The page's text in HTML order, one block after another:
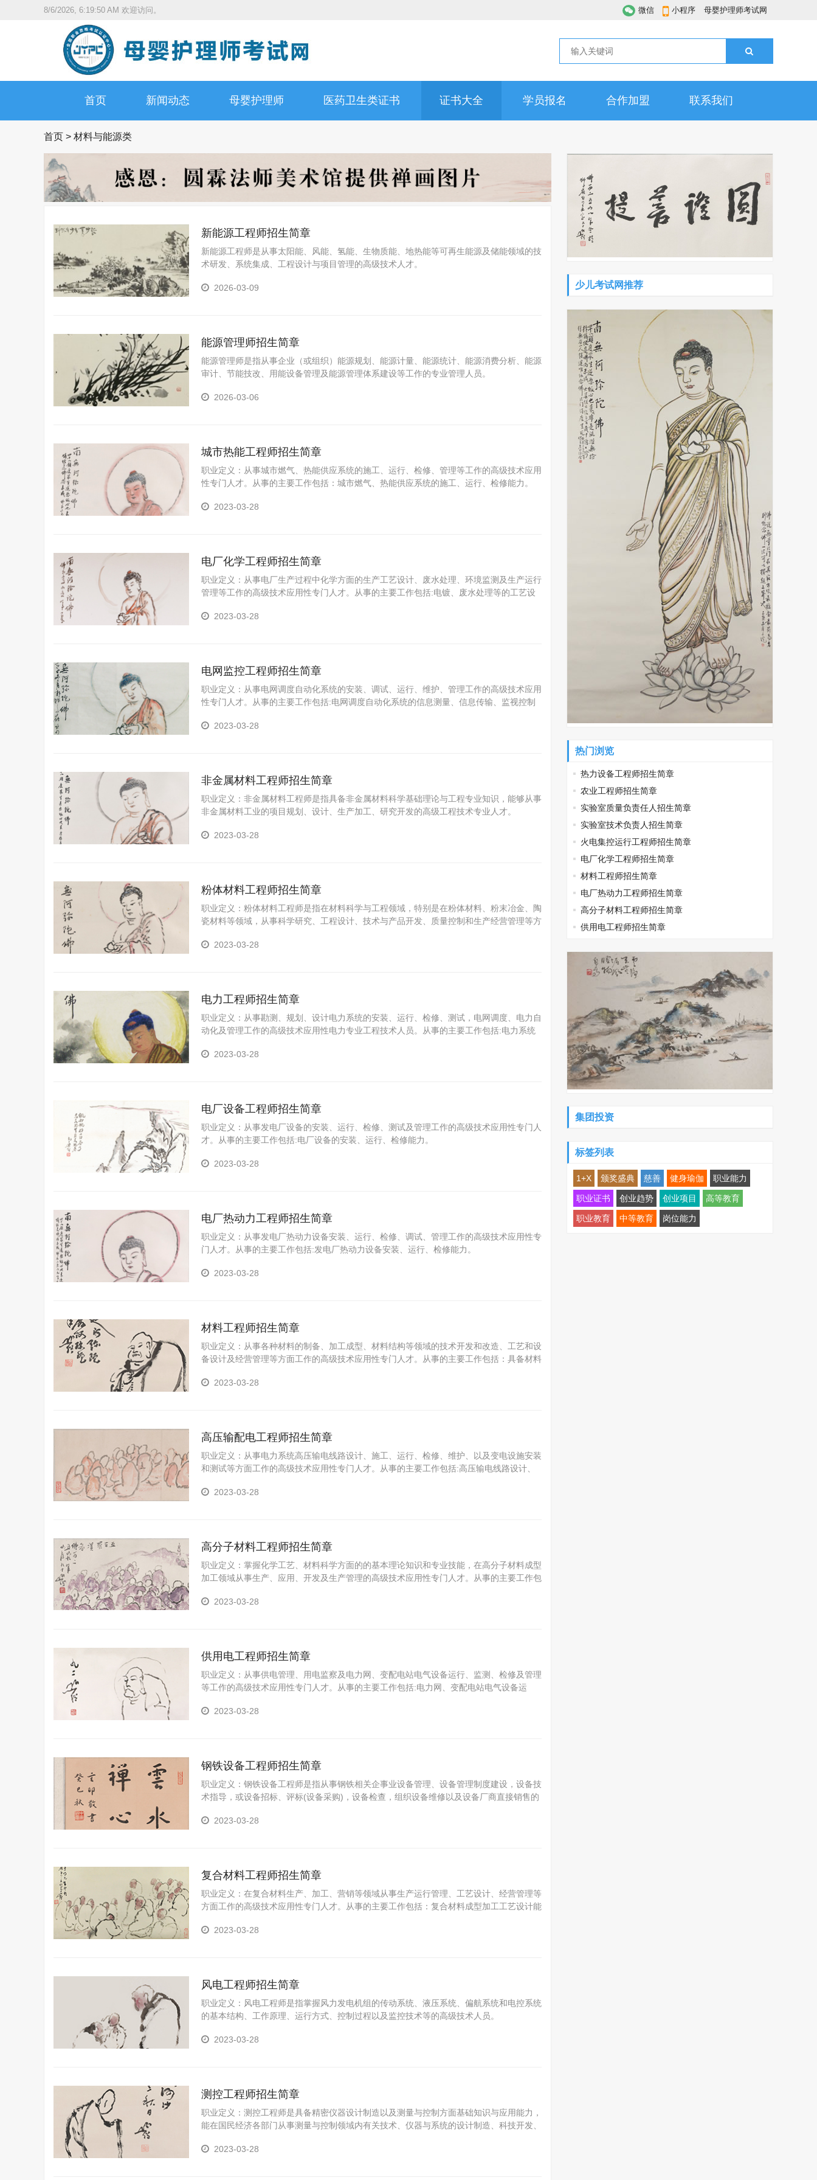
8/6/2026, 6:19:52 AM 欢迎访问。 微信 小程序 母婴护理师考试网
首页 新闻动态 母婴护理师 医药卫生类证书 证书大全 学员报名 合作加盟 联系我们
首页 > 材料与能源类
新能源工程师招生简章
新能源工程师是从事太阳能、风能、氢能、生物质能、地热能等可再生能源及储能领域的技
术研发、系统集成、工程设计与项目管理的高级技术人才。
2026-03-09
能源管理师招生简章
能源管理师是指从事企业（或组织）能源规划、能源计量、能源统计、能源消费分析、能源
审计、节能技改、用能设备管理及能源管理体系建设等工作的专业管理人员。
2026-03-06
城市热能工程师招生简章
职业定义：从事城市燃气、热能供应系统的施工、运行、检修、管理等工作的高级技术应用
性专门人才。从事的主要工作包括：城市燃气、热能供应系统的施工、运行、检修能力。
2023-03-28
电厂化学工程师招生简章
职业定义：从事电厂生产过程中化学方面的生产工艺设计、废水处理、环境监测及生产运行
管理等工作的高级技术应用性专门人才。从事的主要工作包括:电镀、废水处理等的工艺设
2023-03-28
电网监控工程师招生简章
职业定义：从事电网调度自动化系统的安装、调试、运行、维护、管理工作的高级技术应用
性专门人才。从事的主要工作包括:电网调度自动化系统的信息测量、信息传输、监视控制
2023-03-28
非金属材料工程师招生简章
职业定义：非金属材料工程师是指具备非金属材料科学基础理论与工程专业知识，能够从事
非金属材料工业的项目规划、设计、生产加工、研究开发的高级工程技术专业人才。
2023-03-28
粉体材料工程师招生简章
职业定义：粉体材料工程师是指在材料科学与工程领域，特别是在粉体材料、粉末冶金、陶
瓷材料等领域，从事科学研究、工程设计、技术与产品开发、质量控制和生产经营管理等方
2023-03-28
电力工程师招生简章
职业定义：从事勘测、规划、设计电力系统的安装、运行、检修、测试，电网调度、电力自
动化及管理工作的高级技术应用性电力专业工程技术人员。从事的主要工作包括:电力系统
2023-03-28
电厂设备工程师招生简章
职业定义：从事发电厂设备的安装、运行、检修、测试及管理工作的高级技术应用性专门人
才。从事的主要工作包括:电厂设备的安装、运行、检修能力。
2023-03-28
电厂热动力工程师招生简章
职业定义：从事发电厂热动力设备安装、运行、检修、调试、管理工作的高级技术应用性专
门人才。从事的主要工作包括:发电厂热动力设备安装、运行、检修能力。
2023-03-28
材料工程师招生简章
职业定义：从事各种材料的制备、加工成型、材料结构等领域的技术开发和改造、工艺和设
备设计及经营管理等方面工作的高级技术应用性专门人才。从事的主要工作包括：具备材料
2023-03-28
高压输配电工程师招生简章
职业定义：从事电力系统高压输电线路设计、施工、运行、检修、维护、以及变电设施安装
和测试等方面工作的高级技术应用性专门人才。从事的主要工作包括:高压输电线路设计、
2023-03-28
高分子材料工程师招生简章
职业定义：掌握化学工艺、材料科学方面的的基本理论知识和专业技能，在高分子材料成型
加工领域从事生产、应用、开发及生产管理的高级技术应用性专门人才。从事的主要工作包
测能力，车间生产管理能力。
2023-03-28
供用电工程师招生简章
职业定义：从事供电管理、用电监察及电力网、变配电站电气设备运行、监测、检修及管理
等工作的高级技术应用性专门人才。从事的主要工作包括:电力网、变配电站电气设备运
2023-03-28
钢铁设备工程师招生简章
职业定义：钢铁设备工程师是指从事钢铁相关企事业设备管理、设备管理制度建设，设备技
术指导，或设备招标、评标(设备采购)，设备检查，组织设备维修以及设备厂商直接销售的
2023-03-28
复合材料工程师招生简章
职业定义：在复合材料生产、加工、营销等领域从事生产运行管理、工艺设计、经营管理等
方面工作的高级技术应用性专门人才。从事的主要工作包括：复合材料成型加工工艺设计能
2023-03-28
风电工程师招生简章
职业定义：风电工程师是指掌握风力发电机组的传动系统、液压系统、偏航系统和电控系统
的基本结构、工作原理、运行方式、控制过程以及监控技术等的高级技术人员。
2023-03-28
测控工程师招生简章
职业定义：测控工程师是具备精密仪器设计制造以及测量与控制方面基础知识与应用能力，
能在国民经济各部门从事测量与控制领域内有关技术、仪器与系统的设计制造、科技开发、
2023-03-28
少儿考试网推荐
热门浏览
热力设备工程师招生简章
农业工程师招生简章
实验室质量负责任人招生简章
实验室技术负责人招生简章
火电集控运行工程师招生简章
电厂化学工程师招生简章
材料工程师招生简章
电厂热动力工程师招生简章
高分子材料工程师招生简章
供用电工程师招生简章
集团投资
标签列表
1+X 颁奖盛典 慈善 健身瑜伽 职业能力
职业证书 创业趋势 创业项目 高等教育
职业教育 中等教育 岗位能力